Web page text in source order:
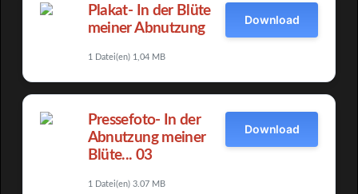
Plakat- In der Blüte
meiner Abnutzung
1 Datei(en) 1,04 MB
Download
Pressefoto- In der
Abnutzung meiner
Blüte... 03
1 Datei(en) 3.07 MB
Download